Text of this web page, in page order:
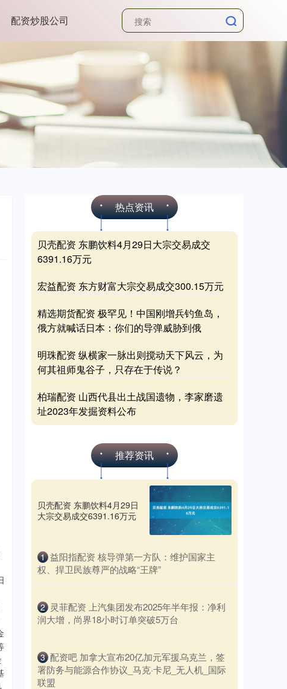
配资炒股公司
热点资讯
贝壳配资 东鹏饮料4月29日大宗交易成交
6391.16万元
宏益配资 东方财富大宗交易成交300.15万元
精选期货配资 极罕见！中国刚增兵钓鱼岛，
俄方就喊话日本：你们的导弹威胁到俄
明珠配资 纵横家一脉出则搅动天下风云，为
何其祖师鬼谷子，只存在于传说？
柏瑞配资 山西代县出土战国遗物，李家磨遗
址2023年发掘资料公布
推荐资讯
贝壳配资 东鹏饮料4月29日
大宗交易成交6391.16万元
1 ​益阳指配资 核导弹第一方队：维护国家主
权、捍卫民族尊严的战略“王牌”
2 ​灵菲配资 上汽集团发布2025年半年报：净利
润大增，尚界18小时订单突破5万台
3 ​配资吧 加拿大宣布20亿加元军援乌克兰，签
署防务与能源合作协议_马克·卡尼_无人机_国际
联盟